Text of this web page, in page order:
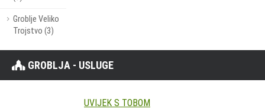
Groblje Veliko
Trojstvo (3)
GROBLJA - USLUGE
UVIJEK S TOBOM